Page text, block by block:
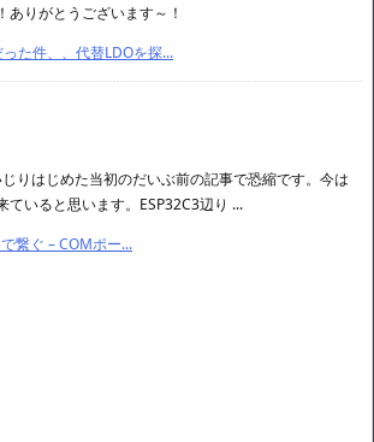
ありがとうございます～！
た件、、代替LDOを探...
りはじめた当初のだいぶ前の記事で恐縮です。今は
ていると思います。ESP32C3辺り ...
繋ぐ – COMポー...